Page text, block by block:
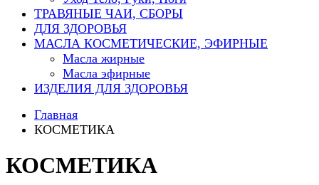
ТРАВЯНЫЕ ЧАИ, СБОРЫ
ДЛЯ ЗДОРОВЬЯ
МАСЛА КОСМЕТИЧЕСКИЕ, ЭФИРНЫЕ
Масла жирные
Масла эфирные
ИЗДЕЛИЯ ДЛЯ ЗДОРОВЬЯ
Главная
КОСМЕТИКА
КОСМЕТИКА